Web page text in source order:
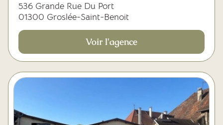
536 Grande Rue Du Port
01300 Groslée-Saint-Benoit
Voir l'agence